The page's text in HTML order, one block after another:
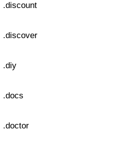
.discount
.discover
.diy
.docs
.doctor